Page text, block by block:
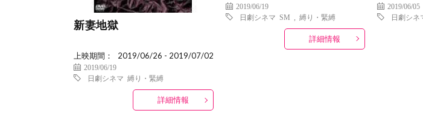
新妻地獄
上映期間： 2019/06/26 - 2019/07/02
2019/06/19
日劇シネマ 縛り・緊縛
詳細情報
2019/06/19
日劇シネマ
SM 縛り・緊縛
詳細情報
2019/06/05
日劇シネ